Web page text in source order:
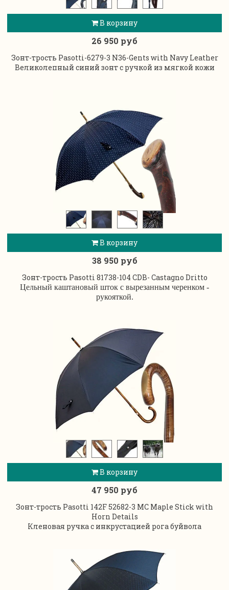
В корзину
26 950 руб
Зонт-трость Pasotti-6279-3 N36-Gents with Navy Leather
Великолепный синий зонт с ручкой из мягкой кожи
В корзину
38 950 руб
Зонт-трость Pasotti 81738-104 CDB- Castagno Dritto
Цельный каштановый шток с вырезанным черенком -
рукояткой.
В корзину
47 950 руб
Зонт-трость Pasotti 142F 52682-3 MC Maple Stick with
Horn Details
Кленовая ручка с инкрустацией рога буйвола